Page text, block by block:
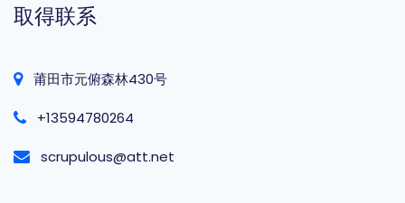
取得联系
莆田市元俯森林430号
+13594780264
scrupulous@att.net